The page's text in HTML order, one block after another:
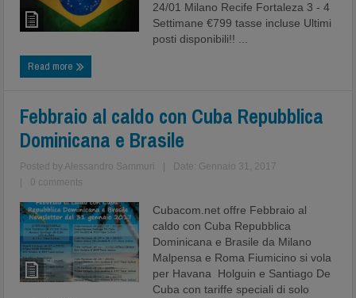
24/01 Milano Recife Fortaleza 3 - 4
Settimane €799 tasse incluse Ultimi
posti disponibili!! ...
Read more
Febbraio al caldo con Cuba Repubblica
Dominicana e Brasile
Posted by Alessandro Sammuri
Date: Gennaio 31, 2017
0 comments
Cubacom.net offre Febbraio al
caldo con Cuba Repubblica
Dominicana e Brasile da Milano
Malpensa e Roma Fiumicino si vola
per Havana Holguin e Santiago De
Cuba con tariffe speciali di solo